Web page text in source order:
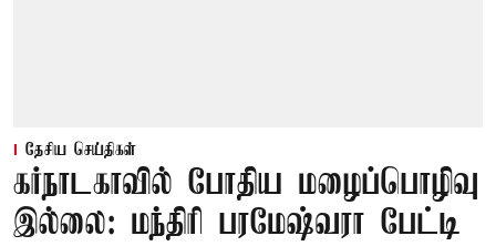
தேசிய செய்திகள்
கர்நாடகாவில் போதிய மழைப்பொழிவு
இல்லை: மந்திரி பரமேஷ்வரா பேட்டி